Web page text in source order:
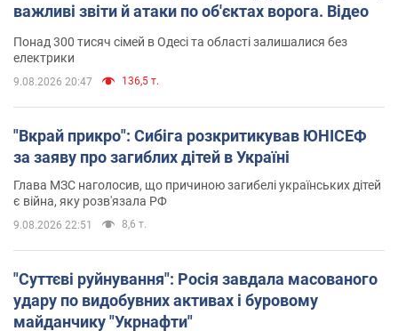
важливі звіти й атаки по об'єктах ворога. Відео
Понад 300 тисяч сімей в Одесі та області залишалися без
електрики
9.08.2026 20:47 136,5 т.
"Вкрай прикро": Сибіга розкритикував ЮНІСЕФ
за заяву про загиблих дітей в Україні
Глава МЗС наголосив, що причиною загибелі українських дітей
є війна, яку розв'язала РФ
9.08.2026 22:51 8,6 т.
"Суттєві руйнування": Росія завдала масованого
удару по видобувних активах і буровому
майданчику "Укрнафти"